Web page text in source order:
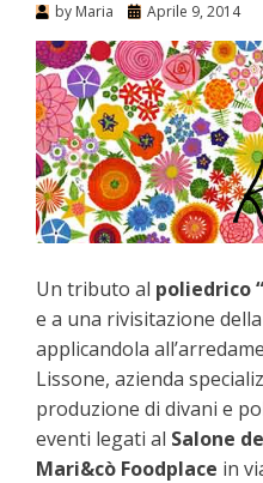
by Maria Aprile 9, 2014
Un tributo al poliedrico
e a una rivisitazione
applicandola
Lissone, azienda
produzione di divani e
eventi legati al Salone
Mari&cò Foodplace in